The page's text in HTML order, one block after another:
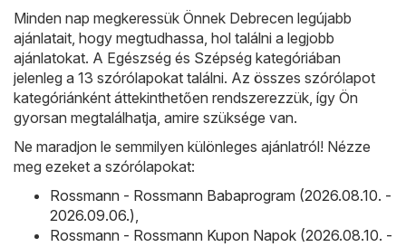
Minden nap megkeressük Önnek Debrecen legújabb
ajánlatait, hogy megtudhassa, hol találni a legjobb
ajánlatokat. A Egészség és Szépség kategóriában
jelenleg a 13 szórólapokat találni. Az összes szórólapot
kategóriánként áttekinthetően rendszerezzük, így Ön
gyorsan megtalálhatja, amire szüksége van.
Ne maradjon le semmilyen különleges ajánlatról! Nézze
meg ezeket a szórólapokat:
Rossmann - Rossmann Babaprogram (2026.08.10. -
2026.09.06.),
Rossmann - Rossmann Kupon Napok (2026.08.10. -